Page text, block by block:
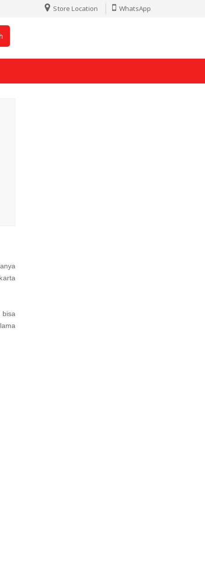
Store Location WhatsApp
bisa